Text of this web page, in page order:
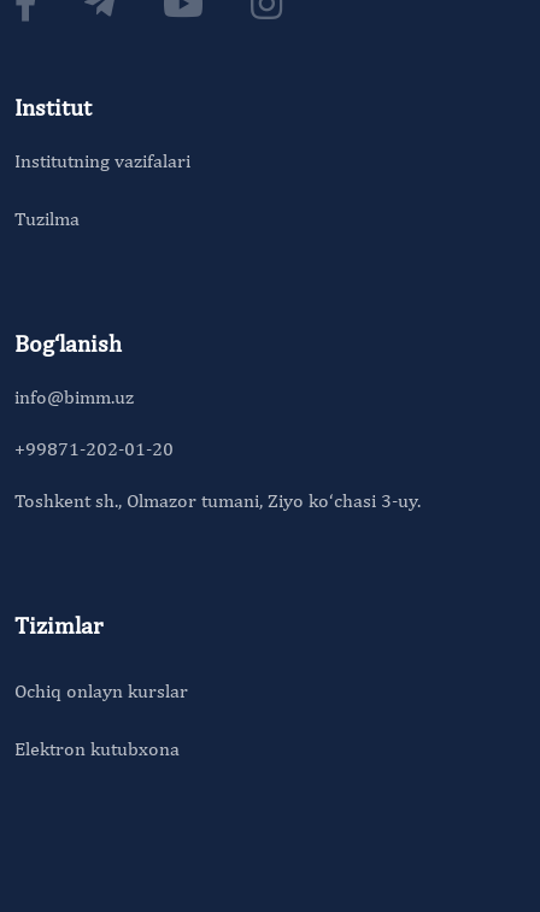
Institut
Institutning vazifalari
Tuzilma
Bog‘lanish
info@bimm.uz
+99871-202-01-20
Toshkent sh., Olmazor tumani, Ziyo ko‘chasi 3-uy.
Tizimlar
Ochiq onlayn kurslar
Elektron kutubxona